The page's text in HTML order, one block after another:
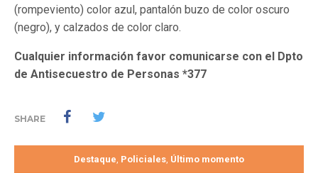
(rompeviento) color azul, pantalón buzo de color oscuro
(negro), y calzados de color claro.
Cualquier información favor comunicarse con el Dpto
de Antisecuestro de Personas *377
SHARE
Destaque, Policiales, Último momento